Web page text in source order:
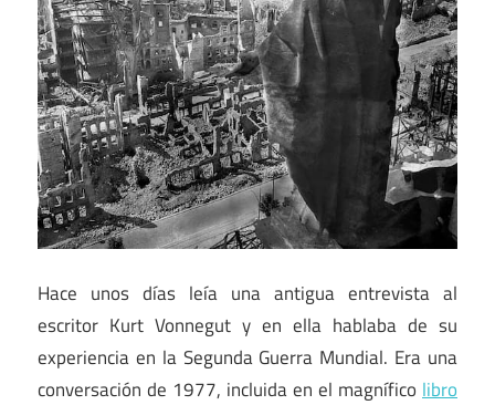
Hace unos días leía una antigua entrevista al
escritor Kurt Vonnegut y en ella hablaba de su
experiencia en la Segunda Guerra Mundial. Era una
conversación de 1977, incluida en el magnífico libro